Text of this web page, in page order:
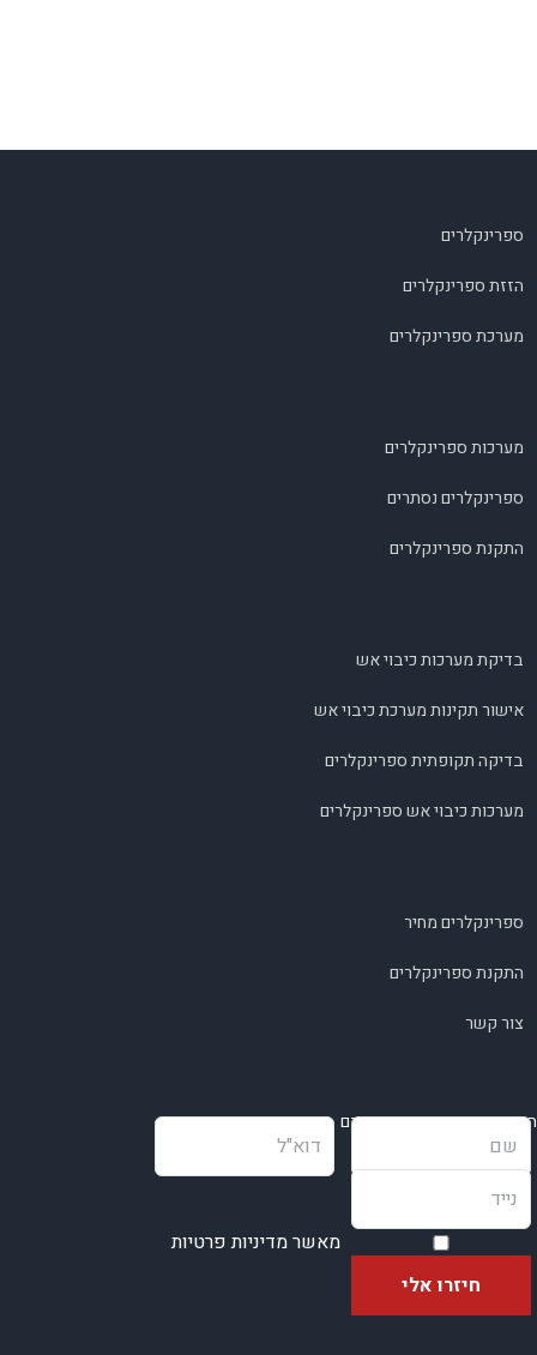
ספרינקלרים
הזזת ספרינקלרים
מערכת ספרינקלרים
מערכות ספרינקלרים
ספרינקלרים נסתרים
התקנת ספרינקלרים
בדיקת מערכות כיבוי אש
אישור תקינות מערכת כיבוי אש
בדיקה תקופתית ספרינקלרים
מערכות כיבוי אש ספרינקלרים
ספרינקלרים מחיר
התקנת ספרינקלרים
צור קשר
השאירו פרטים ונחזור בהקדם
מאשר מדיניות פרטיות